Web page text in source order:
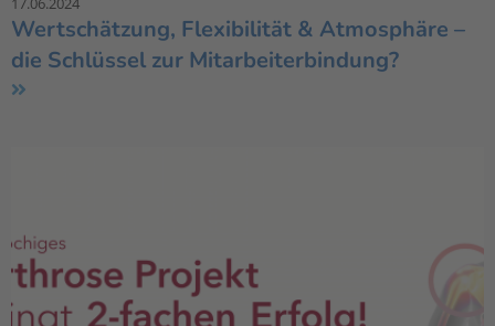
Wertschätzung, Flexibilität & Atmosphäre –
die Schlüssel zur Mitarbeiterbindung?